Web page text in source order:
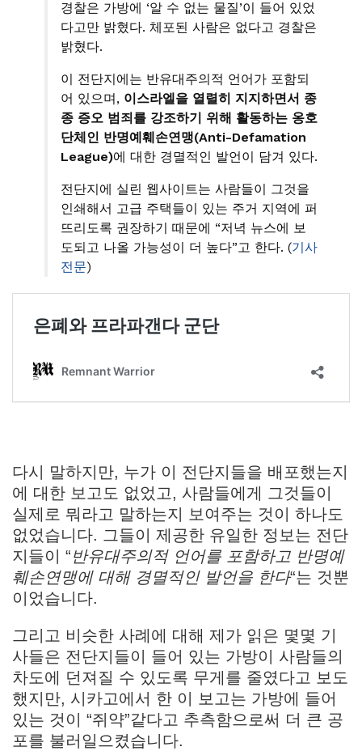
경찰은 가방에 ‘알 수 없는 물질’이 들어 있었
다고만 밝혔다. 체포된 사람은 없다고 경찰은
밝혔다.
이 전단지에는 반유대주의적 언어가 포함되
어 있으며, 이스라엘을 열렬히 지지하면서 종
종 증오 범죄를 강조하기 위해 활동하는 옹호
단체인 반명예훼손연맹(Anti-Defamation
League)에 대한 경멸적인 발언이 담겨 있다.
전단지에 실린 웹사이트는 사람들이 그것을
인쇄해서 고급 주택들이 있는 주거 지역에 퍼
뜨리도록 권장하기 때문에 “저녁 뉴스에 보
도되고 나올 가능성이 더 높다”고 한다. (기사
전문)
다시 말하지만, 누가 이 전단지들을 배포했는지
에 대한 보고도 없었고, 사람들에게 그것들이
실제로 뭐라고 말하는지 보여주는 것이 하나도
없었습니다. 그들이 제공한 유일한 정보는 전단
지들이 “반유대주의적 언어를 포함하고 반명예
훼손연맹에 대해 경멸적인 발언을 한다“는 것뿐
이었습니다.
그리고 비슷한 사례에 대해 제가 읽은 몇몇 기
사들은 전단지들이 들어 있는 가방이 사람들의
차도에 던져질 수 있도록 무게를 줄였다고 보도
했지만, 시카고에서 한 이 보고는 가방에 들어
있는 것이 “쥐약”같다고 추측함으로써 더 큰 공
포를 불러일으켰습니다.